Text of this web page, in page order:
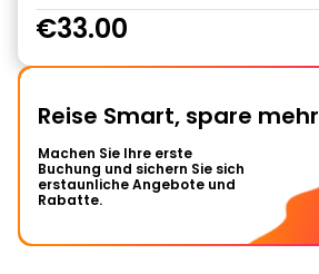
€33.00
Reise Smart, spare mehr
Machen Sie Ihre erste
Buchung und sichern Sie sich
erstaunliche Angebote und
Rabatte.